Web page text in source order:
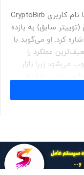
یکی از تحلیلگران معروف بازار کریپتو که با نام کاربری CryptoBirb
سابق) به بازده
کرد. او می‌گوید با
عملکرد را
می‌شود زیرا بازار
عالی برای خرید بیت
معاملات بیت